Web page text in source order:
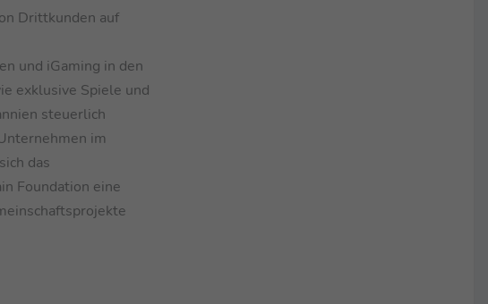
Drittkunden auf
und iGaming in den
exklusive Spiele und
steuerlich
im
das
Foundation eine